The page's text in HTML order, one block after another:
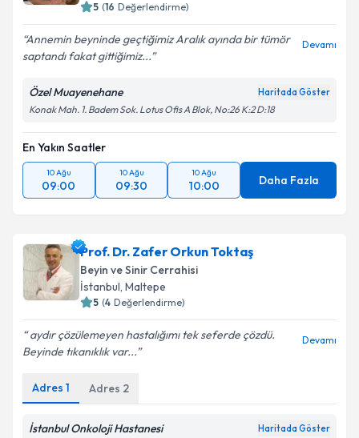
Kişisel verilerimin işlenmesine ilişkinAydınlatma
Metni'ni okudum ve kişisel verilerimin belirtilen
5 (16 Değerlendirme)
Annemin beyninde geçtiğimiz Aralık ayında bir tümör
saptandı fakat gittiğimiz...
Devamı
Özel Muayenehane Haritada Göster
Konak Mah. 1. Badem Sok. Lotus Ofis A Blok, No:26 K:2 D:18
En Yakın Saatler
10 Ağu
09:00
10 Ağu
09:30
10 Ağu
10:00 Daha Fazla
Prof. Dr. Zafer Orkun Toktaş
Beyin ve Sinir Cerrahisi
İstanbul, Maltepe
5 (4 Değerlendirme)
aydır çözülemeyen hastalığımı tek seferde çözdü.
Beyinde tıkanıklık var...
Devamı
Adres 1 Adres 2
İstanbul Onkoloji Hastanesi Haritada Göster